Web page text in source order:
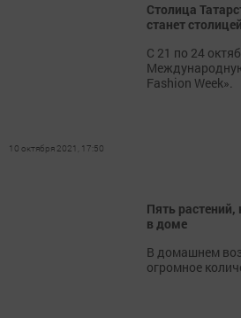
Столица
станет
С 21 по 24
Fashion Week».
10 октября 2021, 17:50
Пять растений,
в доме
В домашнем
огромное